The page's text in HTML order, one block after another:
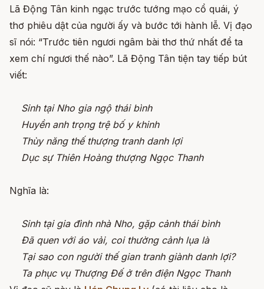
Lã Động Tân kinh ngạc trước tướng mạo cổ quái, ý
thơ phiêu dật của người ấy và bước tới hành lễ. Vị đạo
sĩ nói: “Trước tiên ngươi ngâm bài thơ thứ nhất để ta
xem chí ngươi thế nào”. Lã Động Tân tiện tay tiếp bút
viết:
Sinh tại Nho gia ngộ thái bình
Huyền anh trọng trệ bố y khinh
Thùy năng thế thượng tranh danh lợi
Dục sự Thiên Hoàng thượng Ngọc Thanh
Nghĩa là:
Sinh tại gia đình nhà Nho, gặp cảnh thái bình
Đã quen với áo vải, coi thường cảnh lụa là
Tại sao con người thế gian tranh giành danh lợi?
Ta phục vụ Thượng Đế ở trên điện Ngọc Thanh